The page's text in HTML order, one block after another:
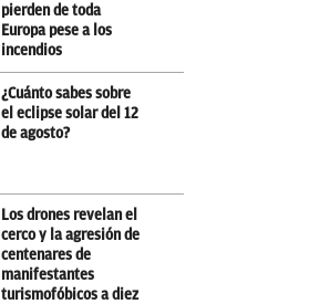
pierden de toda
Europa pese a los
incendios
¿Cuánto sabes sobre
el eclipse solar del 12
de agosto?
Los drones revelan el
cerco y la agresión de
centenares de
manifestantes
turismofóbicos a diez